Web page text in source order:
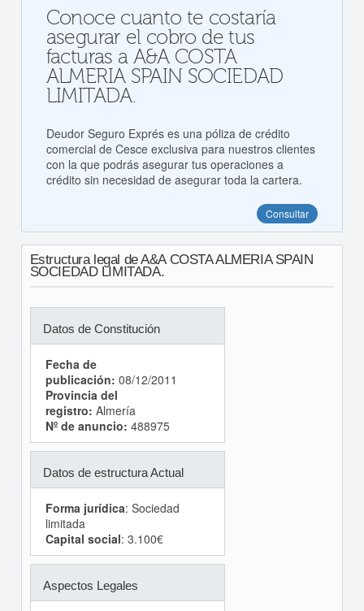
Conoce cuanto te costaría
asegurar el cobro de tus
facturas a A&A COSTA
ALMERIA SPAIN SOCIEDAD
LIMITADA.
Deudor Seguro Exprés es una póliza de crédito
comercial de Cesce exclusiva para nuestros clientes
con la que podrás asegurar tus operaciones a
crédito sin necesidad de asegurar toda la cartera.
Consultar
Estructura legal de A&A COSTA ALMERIA SPAIN
SOCIEDAD LIMITADA.
Datos de Constitución
Fecha de
publicación: 08/12/2011
Provincia del
registro: Almería
Nº de anuncio: 488975
Datos de estructura Actual
Forma jurídica: Sociedad
limitada
Capital social: 3.100€
Aspectos Legales